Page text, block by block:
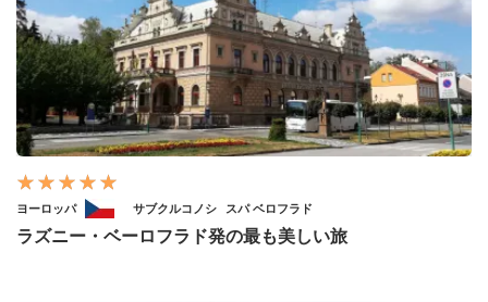
ヨーロッパ サブクルコノシ スパ ベロフラド
ラズニー・ベーロフラド発の最も美しい旅